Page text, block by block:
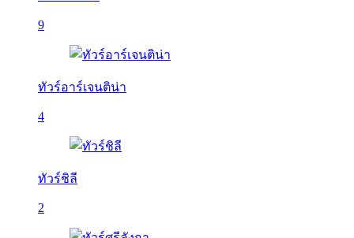
9
ทัวร์อาร์เจนติน่า
4
ทัวร์ชิลี
2